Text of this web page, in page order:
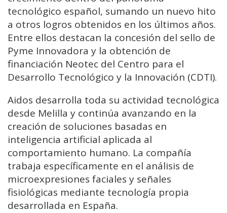
tecnológico español, sumando un nuevo hito
a otros logros obtenidos en los últimos años.
Entre ellos destacan la concesión del sello de
Pyme Innovadora y la obtención de
financiación Neotec del Centro para el
Desarrollo Tecnológico y la Innovación (CDTI).
Aidos desarrolla toda su actividad tecnológica
desde Melilla y continúa avanzando en la
creación de soluciones basadas en
inteligencia artificial aplicada al
comportamiento humano. La compañía
trabaja específicamente en el análisis de
microexpresiones faciales y señales
fisiológicas mediante tecnología propia
desarrollada en España.